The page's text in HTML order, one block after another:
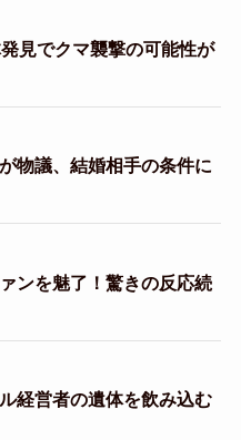
見でクマ襲撃の可能性が
物議、結婚相手の条件に
ンを魅了！驚きの反応続
経営者の遺体を飲み込む